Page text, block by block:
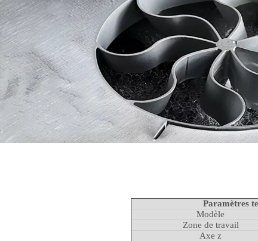
Paramètres
Modèle
Zone de travail
Axe z